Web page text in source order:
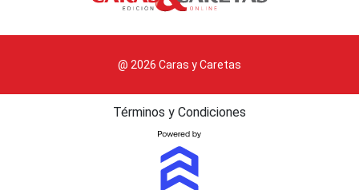
@ 2026 Caras y Caretas
Términos y Condiciones